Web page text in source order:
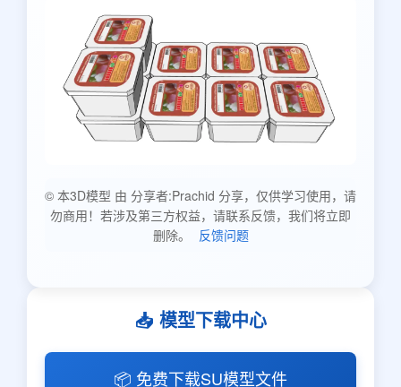
© 本3D模型 由 分享者:Prachid 分享，仅供学习使用，请
勿商用！若涉及第三方权益，请联系反馈，我们将立即
删除。
反馈问题
📥 模型下载中心
📦 免费下载SU模型文件